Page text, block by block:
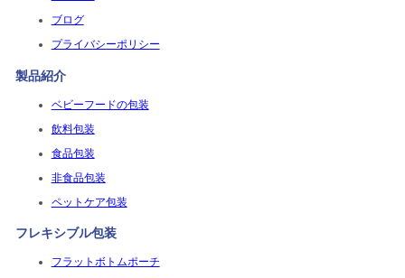
ブログ
プライバシーポリシー
製品紹介
ベビーフードの包装
飲料包装
食品包装
非食品包装
ペットケア包装
フレキシブル包装
フラットボトムポーチ